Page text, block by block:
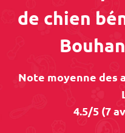
de chien
Note moyenne des
4.5/5 (7